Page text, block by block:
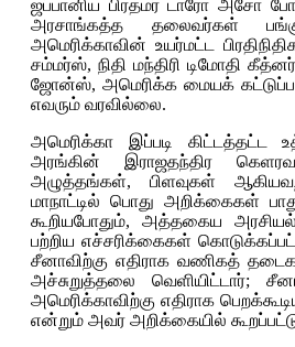
ஜப்பானிய பிரதமர் டாரோ அசோ
அரசாங்கத்த தலைவர்கள் பங்கு
அமெரிக்காவின் உயர்மட்ட
சம்மர்ஸ், நிதி மந்திரி டிமோதி
ஜோன்ஸ், அமெரிக்க மையக்
எவரும் வரவில்லை.
அமெரிக்கா இப்படி கிட்டத்தட்ட
அரங்கின் இராஜதந்திர
அழுத்தங்கள், பிளவுகள்
மாநாட்டில் பொது அறிக்கைகள்
கூறியபோதும், அத்தகைய
பற்றிய எச்சரிக்கைகள்
சீனாவிற்கு எதிராக வணிகத்
அச்சுறுத்தலை வெளியிட்டார்;
அமெரிக்காவிற்கு எதிராக
என்றும் அவர் அறிக்கையில்